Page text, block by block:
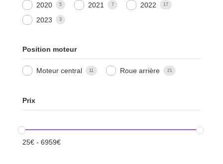
2020 5 2021 7 2022 17
2023 3
Position moteur
Moteur central 11 Roue arrière 21
Prix
25€- 6959€